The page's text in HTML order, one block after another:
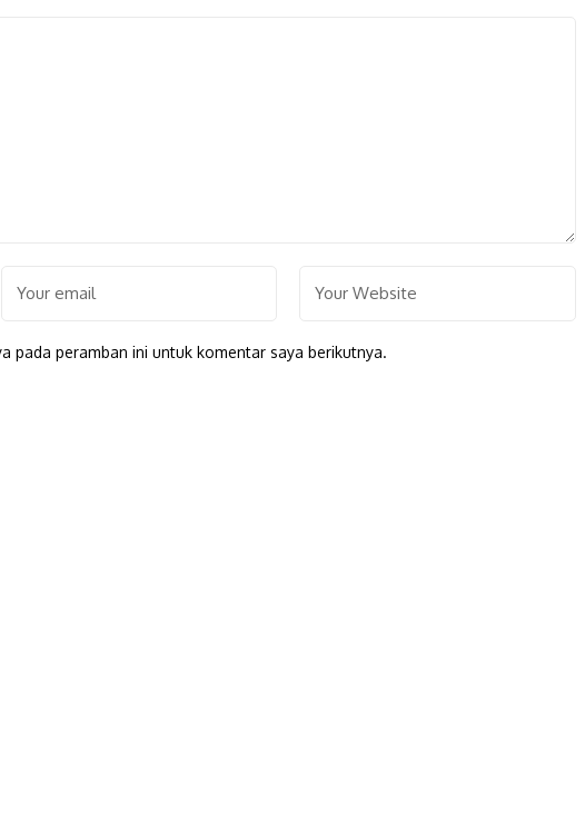
pada peramban ini untuk komentar saya berikutnya.